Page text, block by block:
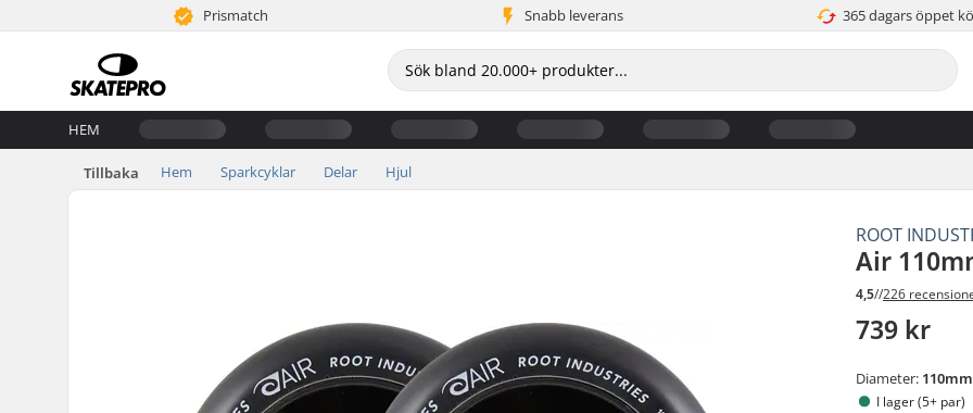
Prismatch Snabb leverans 365 dagars öppet
HEM
Tillbaka Hem Sparkcyklar Delar Hjul
ROOT
Air
4,5//226
739 kr
Diameter: 110mm
I lager (5+ par)